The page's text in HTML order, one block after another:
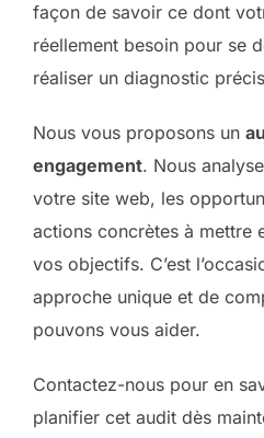
façon de savoir ce dont
réellement besoin pour se
réaliser un diagnostic
Nous vous proposons un
engagement. Nous
votre site web, les
actions concrètes à mettre
vos objectifs. C’est
approche unique et de
pouvons vous aider.
Contactez-nous pour en
planifier cet audit dès